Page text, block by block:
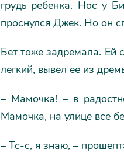
грудь ребенка. Нос у
проснулся Джек. Но он
Бет тоже задремала. Ей
легкий, вывел ее из
– Мамочка! – в
Мамочка, на улице все
– Тс-с, я знаю, –